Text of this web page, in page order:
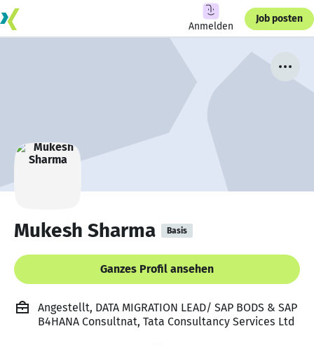
Anmelden
Job posten
Mukesh Sharma Basis
Ganzes Profil ansehen
Angestellt, DATA MIGRATION LEAD/ SAP BODS & SAP
B4HANA Consultnat, Tata Consultancy Services Ltd